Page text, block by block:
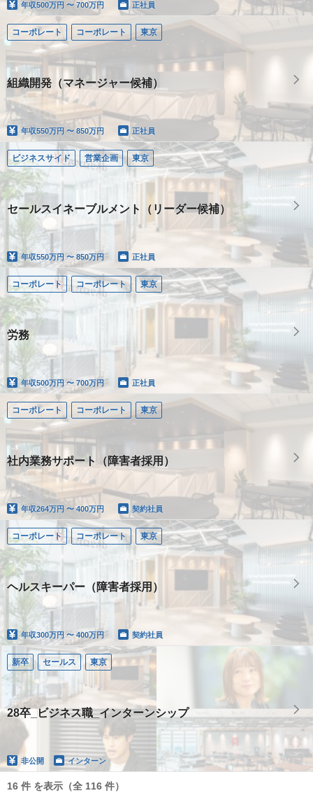
年収500万円 〜 700万円 正社員
コーポレート コーポレート 東京
組織開発（マネージャー候補）
年収550万円 〜 850万円 正社員
ビジネスサイド 営業企画 東京
セールスイネーブルメント（リーダー候補）
年収550万円 〜 850万円 正社員
コーポレート コーポレート 東京
労務
年収500万円 〜 700万円 正社員
コーポレート コーポレート 東京
社内業務サポート（障害者採用）
年収264万円 〜 400万円 契約社員
コーポレート コーポレート 東京
ヘルスキーパー（障害者採用）
年収300万円 〜 400万円 契約社員
新卒 セールス 東京
28卒_ビジネス職_インターンシップ
非公開 インターン
16 件 を表示（全 116 件）